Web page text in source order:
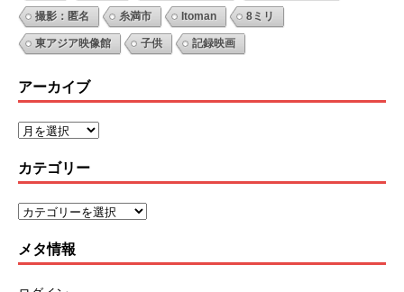
撮影：匿名 糸満市 Itoman 8ミリ
東アジア映像館 子供 記録映画
アーカイブ
カテゴリー
メタ情報